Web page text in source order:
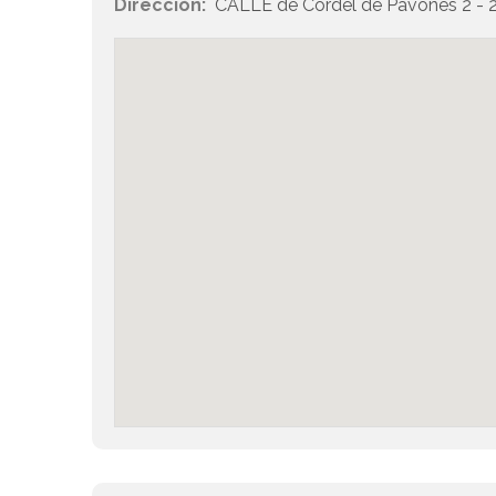
Dirección: CALLE de Cordel de Pavones 2 -